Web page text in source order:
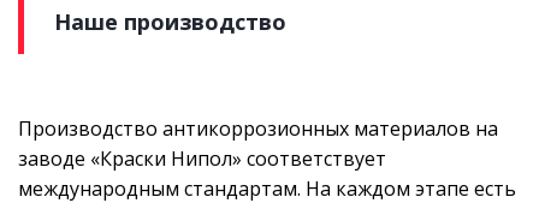
Наше производство
Производство антикоррозионных материалов на
заводе «Краски Нипол» соответствует
международным стандартам. На каждом этапе есть